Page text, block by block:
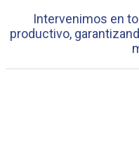
Intervenimos en
productivo,